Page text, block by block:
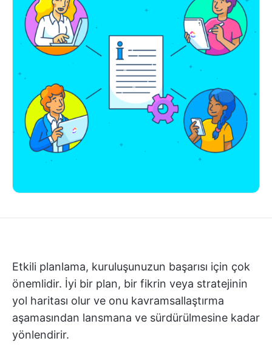
Etkili planlama, kuruluşunuzun başarısı için çok
önemlidir. İyi bir plan, bir fikrin veya stratejinin
yol haritası olur ve onu kavramsallaştırma
aşamasından lansmana ve sürdürülmesine kadar
yönlendirir.